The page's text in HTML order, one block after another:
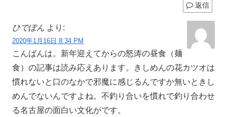
返信
ひでぽん より:
2020年1月16日 8:34 PM
こんばんは。新年迎えてからの怒涛の昼食（麺
食）の記事は読み応えあります。きしめんの花カツオは
慣れないと口のなかで邪魔に感じるんですか無いときし
めんでないんですよね。不釣り合いを慣れで釣り合わせ
る名古屋の面白い文化がです。